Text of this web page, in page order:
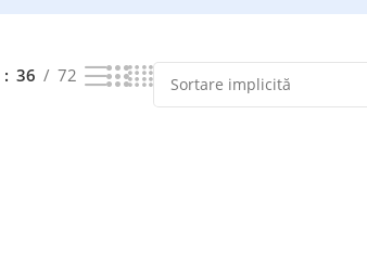
36 72